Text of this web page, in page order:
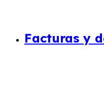
Facturas y